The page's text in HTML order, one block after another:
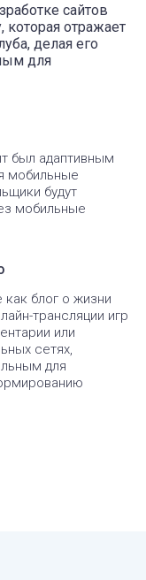
сайтов
которая отражает
делая его
для
был адаптивным
мобильные
будут
мобильные
блог о жизни
трансляции игр
или
сетях,
для